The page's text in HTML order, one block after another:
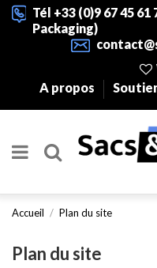
Tél +33 (0)9 67 45
Packaging)
A propos
Accueil Plan du site
Plan du site